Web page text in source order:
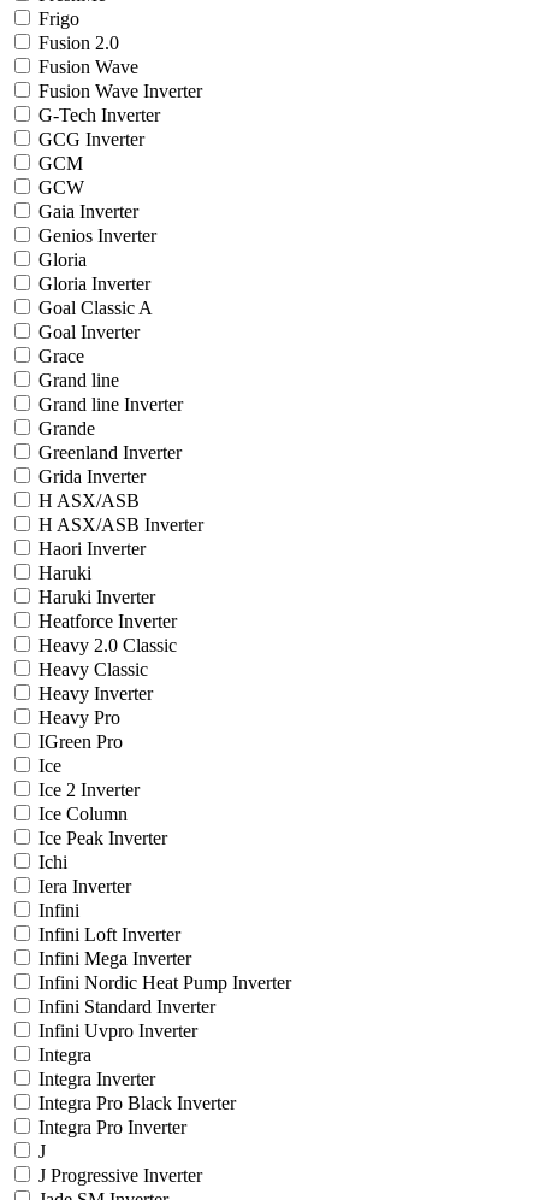
Frigo
Fusion 2.0
Fusion Wave
Fusion Wave Inverter
G-Tech Inverter
GCG Inverter
GCM
GCW
Gaia Inverter
Genios Inverter
Gloria
Gloria Inverter
Goal Classic A
Goal Inverter
Grace
Grand line
Grand line Inverter
Grande
Greenland Inverter
Grida Inverter
H ASX/ASB
H ASX/ASB Inverter
Haori Inverter
Haruki
Haruki Inverter
Heatforce Inverter
Heavy 2.0 Classic
Heavy Classic
Heavy Inverter
Heavy Pro
IGreen Pro
Ice
Ice 2 Inverter
Ice Column
Ice Peak Inverter
Ichi
Iera Inverter
Infini
Infini Loft Inverter
Infini Mega Inverter
Infini Nordic Heat Pump Inverter
Infini Standard Inverter
Infini Uvpro Inverter
Integra
Integra Inverter
Integra Pro Black Inverter
Integra Pro Inverter
J
J Progressive Inverter